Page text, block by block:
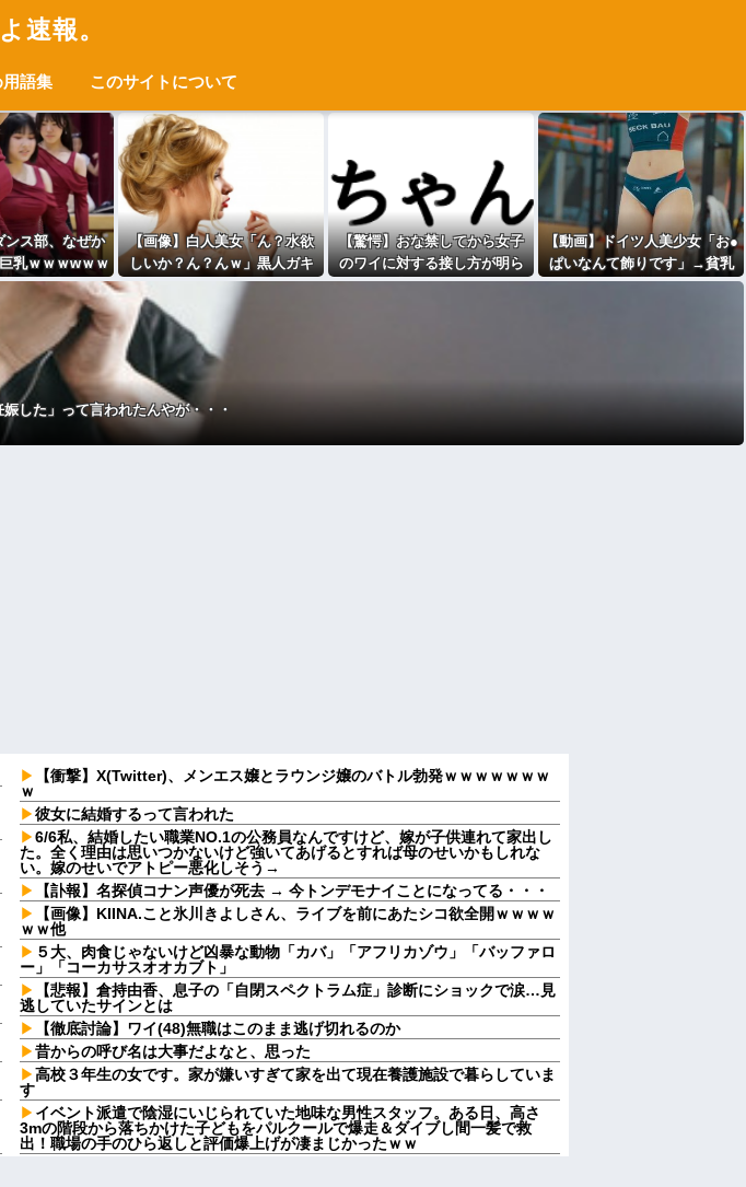
速報。
語集 このサイトについて
ンス部、なぜか
乳ｗｗｗwｗｗ
ｗｗｗ
【画像】白人美女「ん？水欲
しいか？ん？んｗ」黒人ガキ
「あっ…あっ…」→結果ｗｗ
ｗｗｗｗｗｗ
【驚愕】おな禁してから女子
のワイに対する接し方が明ら
かに変わったwwww
【動画】ドイツ人美少女「お●
ぱいなんて飾りです」→貧乳
でも次元が違うと話題に
した」って言われたんやが・・・
【衝撃】X(Twitter)、メンエス嬢とラウンジ嬢のバトル勃発ｗｗｗｗｗｗｗ
ｗ
彼女に結婚するって言われた
6/6私、結婚したい職業NO.1の公務員なんですけど、嫁が子供連れて家出し
た。全く理由は思いつかないけど強いてあげるとすれば母のせいかもしれな
い。嫁のせいでアトピー悪化しそう→
【訃報】名探偵コナン声優が死去 → 今トンデモナイことになってる・・・
【画像】KIINA.こと氷川きよしさん、ライブを前にあたシコ欲全開ｗｗｗｗ
ｗｗ他
５大、肉食じゃないけど凶暴な動物「カバ」「アフリカゾウ」「バッファロ
ー」「コーカサスオオカブト」
【悲報】倉持由香、息子の「自閉スペクトラム症」診断にショックで涙…見
逃していたサインとは
【徹底討論】ワイ(48)無職はこのまま逃げ切れるのか
昔からの呼び名は大事だよなと、思った
高校３年生の女です。家が嫌いすぎて家を出て現在養護施設で暮らしていま
す
イベント派遣で陰湿にいじられていた地味な男性スタッフ。ある日、高さ
3mの階段から落ちかけた子どもをパルクールで爆走＆ダイブし間一髪で救
出！職場の手のひら返しと評価爆上げが凄まじかったｗｗ